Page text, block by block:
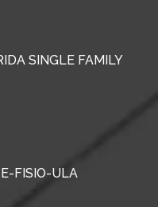
SINGLE FAMILY
FISIO-ULA